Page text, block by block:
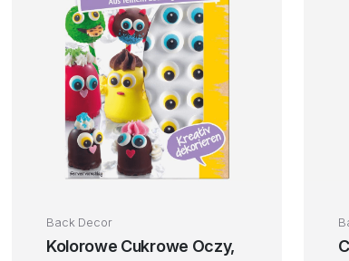
Back Decor
Kolorowe Cukrowe Oczy,